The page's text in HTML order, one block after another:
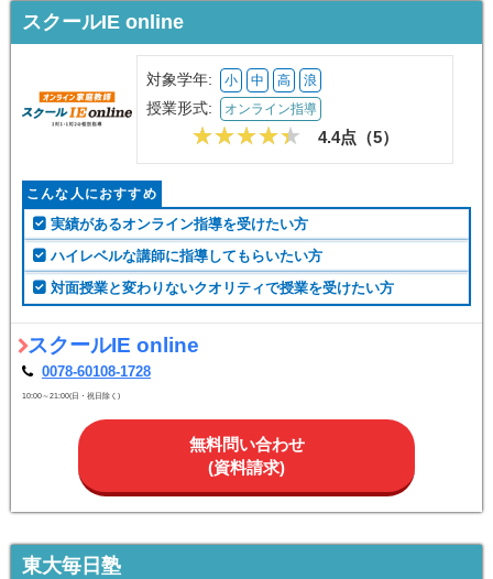
スクールIE online
対象学年: 小 中 高 浪
授業形式: オンライン指導
4.4点（5）
こんな人におすすめ
実績があるオンライン指導を受けたい方
ハイレベルな講師に指導してもらいたい方
対面授業と変わりないクオリティで授業を受けたい方
スクールIE online
0078-60108-1728
10:00～21:00(日・祝日除く)
無料問い合わせ
(資料請求)
東大毎日塾